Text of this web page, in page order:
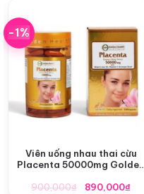
-1%
Viên uống nhau thai cừu
Placenta 50000mg Golden
900,000₫
Giá
890,000₫Giá